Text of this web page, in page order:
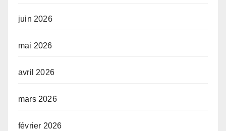
juin 2026
mai 2026
avril 2026
mars 2026
février 2026